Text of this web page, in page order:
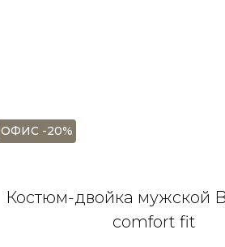
ОФИС -20%
Костюм-двойка мужской
comfort fit